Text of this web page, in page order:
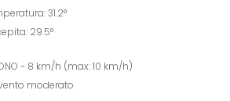
31.2°
29.5°
- 8 km/h (max: 10 km/h)
moderato